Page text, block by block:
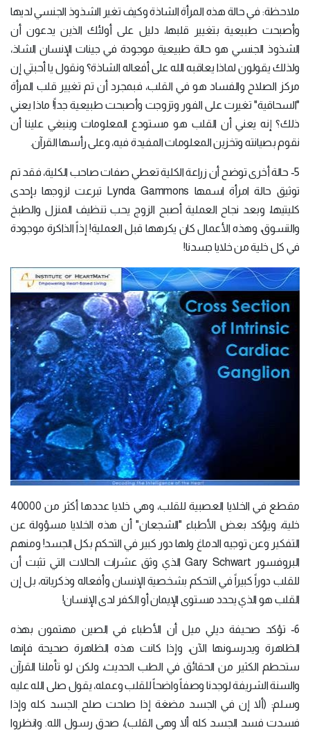
ملاحظة: في حالة هذه المرأة الشاذة وكيف تغير الشذوذ الجنسي لديها
وأصبحت طبيعية بتغيير قلبها، دليل على أولئك الذين يدعون أن
الشذوذ الجنسي هو حالة طبيعية موجودة في جينات الإنسان الشاذ،
ولذلك يقولون لماذا يعاقبه الله على أفعاله الشاذة؟ ونقول يا أحبتي إن
مركز الصلاح والفساد هو في القلب، فبمجرد أن تم تغيير قلب المرأة
"السحاقية" تغيرت على الفور وتزوجت وأصبحت طبيعية جداً! ماذا يعني
ذلك؟ إنه يعني أن القلب هو مستودع المعلومات وينبغي علينا أن
نقوم بصيانته وتخزين المعلومات المفيدة فيه، وعلى رأسها القرآن.
5- حالة أخرى توضح أن زراعة الكلية تعطي صفات صاحب الكلية، فقد تم
توثيق حالة امرأة اسمها Lynda Gammons تبرعت لزوجها بإحدى
كليتيها، وبعد نجاح العملية أصبح الزوج يحب تنظيف المنزل والطبخ
والتسوق، وهذه الأعمال كان يكرهها قبل العملية! إذاً الذاكرة موجودة
في كل خلية من خلايا جسدنا!
مقطع في الخلايا العصبية للقلب، وهي خلايا عددها أكثر من 40000
خلية، ويؤكد بعض الأطباء "الشجعان" أن هذه الخلايا مسؤولة عن
التفكير وعن توجيه الدماغ ولها دور كبير في التحكم بكل الجسد! ومنهم
البروفسور Gary Schwart الذي وثق عشرات الحالات التي تثبت أن
للقلب دوراً كبيراً في التحكم بشخصية الإنسان وأفعاله وذكرياته، بل إن
القلب هو الذي يحدد مستوى الإيمان أو الكفر لدى الإنسان!
6- تؤكد صحيفة ديلي ميل أن الأطباء في الصين مهتمون بهذه
الظاهرة ويدرسونها الآن، وإذا كانت هذه الظاهرة صحيحة فإنها
ستحطم الكثير من الحقائق في الطب الحديث، ولكن لو تأملنا القرآن
والسنة الشريفة لوجدنا وصفاً واضحاً للقلب وعمله، يقول صلى الله عليه
وسلم: (ألا إن في الجسد مضغة إذا صلحت صلح الجسد كله وإذا
فسدت فسد الجسد كله ألا وهي القلب)، صدق رسول الله. وانظروا